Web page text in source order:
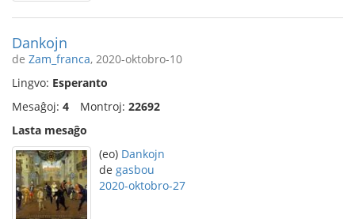
Dankojn
de Zam_franca, 2020-oktobro-10
Lingvo: Esperanto
Mesaĝoj: 4 Montroj: 22692
Lasta mesaĝo
(eo) Dankojn
de gasbou
2020-oktobro-27